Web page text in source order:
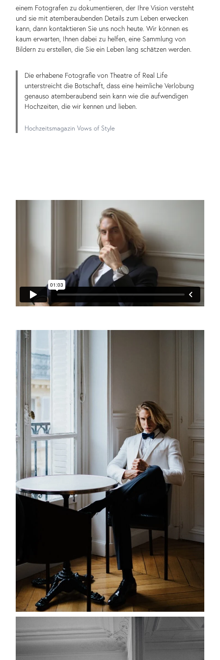
einem Fotografen zu dokumentieren, der Ihre Vision versteht
und sie mit atemberaubenden Details zum Leben erwecken
kann, dann kontaktieren Sie uns noch heute. Wir können es
kaum erwarten, Ihnen dabei zu helfen, eine Sammlung von
Bildern zu erstellen, die Sie ein Leben lang schätzen werden.
Die erhabene Fotografie von Theatre of Real Life
unterstreicht die Botschaft, dass eine heimliche Verlobung
genauso atemberaubend sein kann wie die aufwendigen
Hochzeiten, die wir kennen und lieben.
Hochzeitsmagazin Vows of Style